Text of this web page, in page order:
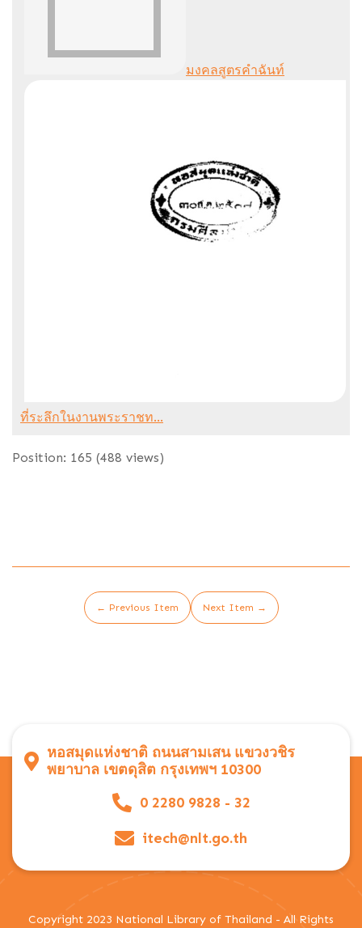
มงคลสูตรคำฉันท์
ที่ระลึกในงานพระราชท...
Position: 165 (488 views)
← Previous Item Next Item →
หอสมุดแห่งชาติ ถนนสามเสน แขวงวชิร
พยาบาล เขตดุสิต กรุงเทพฯ 10300
0 2280 9828 - 32
itech@nlt.go.th
Copyright 2023 National Library of Thailand - All Rights